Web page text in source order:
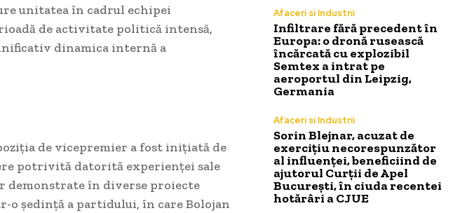
unitatea în cadrul echipei
de activitate politică intensă,
dinamica internă a
de vicepremier a fost inițiată de
potrivită datorită experienței sale
în diverse proiecte
o ședință a partidului, în care Bolojan
Afaceri si Industrii
Infiltrare fără precedent în
Europa: o dronă rusească
încărcată cu explozibil
Semtex a intrat pe
aeroportul din Leipzig,
Germania
Afaceri si Industrii
Sorin Blejnar, acuzat de
exercițiu necorespunzător
al influenței, beneficiind de
ajutorul Curții de Apel
București, în ciuda recentei
hotărâri a CJUE